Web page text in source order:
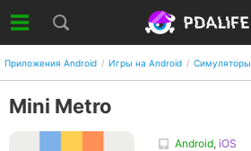
Приложения Android Игры на Android Симуляторы
Mini Metro
Android, iOS